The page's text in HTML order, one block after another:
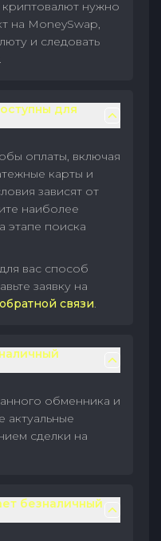
нужно
на MoneySwap,
и следовать
для
оплаты, включая
карты и
зависят от
наиболее
этапе поиска
вас способ
заявку на
связи.
обменника и
актуальные
сделки на
безналичный